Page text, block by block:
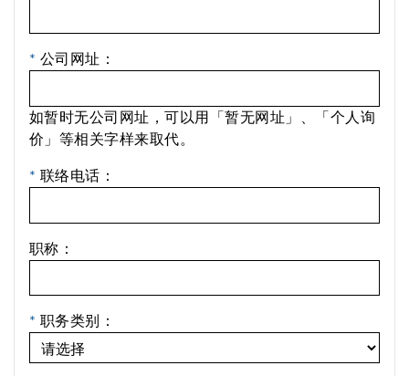
* 公司网址：
如暂时无公司网址，可以用「暂无网址」、「个人询
价」等相关字样来取代。
* 联络电话：
职称：
* 职务类别：